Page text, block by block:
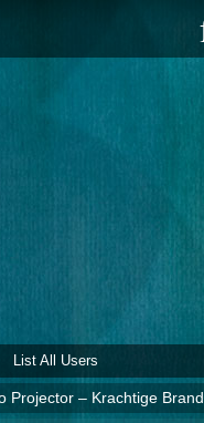
List All Users
Projector – Krachtige